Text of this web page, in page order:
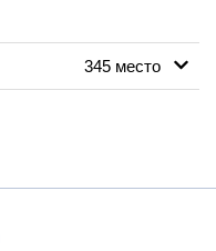
345 место